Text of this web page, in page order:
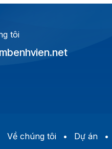
tôi
Về c​húng tôi • Dự án •